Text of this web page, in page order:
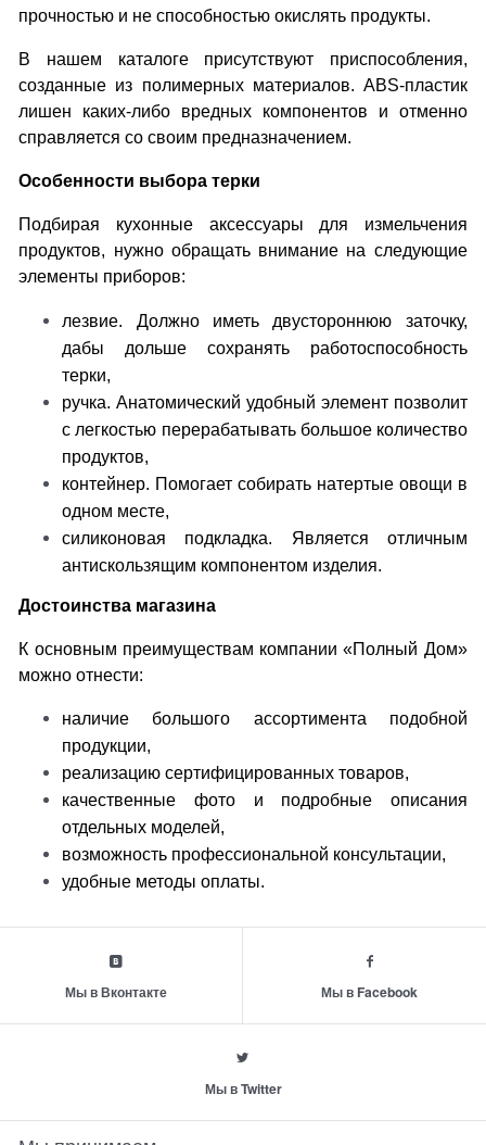
прочностью и не способностью окислять продукты.
В нашем каталоге присутствуют приспособления,
созданные из полимерных материалов. ABS-пластик
лишен каких-либо вредных компонентов и отменно
справляется со своим предназначением.
Особенности выбора терки
Подбирая кухонные аксессуары для измельчения
продуктов, нужно обращать внимание на следующие
элементы приборов:
лезвие. Должно иметь двустороннюю заточку,
дабы дольше сохранять работоспособность
терки,
ручка. Анатомический удобный элемент позволит
с легкостью перерабатывать большое количество
продуктов,
контейнер. Помогает собирать натертые овощи в
одном месте,
силиконовая подкладка. Является отличным
антискользящим компонентом изделия.
Достоинства магазина
К основным преимуществам компании «Полный Дом»
можно отнести:
наличие большого ассортимента подобной
продукции,
реализацию сертифицированных товаров,
качественные фото и подробные описания
отдельных моделей,
возможность профессиональной консультации,
удобные методы оплаты.
Мы в Вконтакте Мы в Facebook
Мы в Twitter